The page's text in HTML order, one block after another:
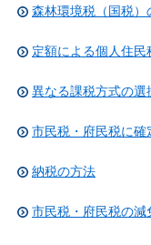
森林環境税（国税）
定額による個人住民
異なる課税方式の選
市民税・府民税に確
納税の方法
市民税・府民税の減